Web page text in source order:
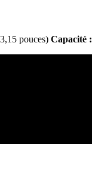
pouces) Capacité :